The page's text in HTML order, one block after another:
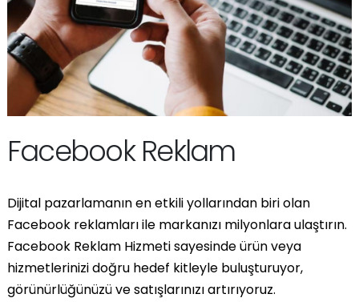
Facebook Reklam
Dijital pazarlamanın en etkili yollarından biri olan
Facebook reklamları ile markanızı milyonlara ulaştırın.
Facebook Reklam Hizmeti sayesinde ürün veya
hizmetlerinizi doğru hedef kitleyle buluşturuyor,
görünürlüğünüzü ve satışlarınızı artırıyoruz.